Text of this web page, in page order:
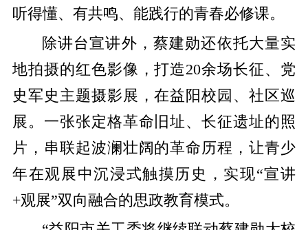
听得懂、有共鸣、能践行的青春必修课。
除讲台宣讲外，蔡建勋还依托大量实
地拍摄的红色影像，打造20余场长征、党
史军史主题摄影展，在益阳校园、社区巡
展。一张张定格革命旧址、长征遗址的照
片，串联起波澜壮阔的革命历程，让青少
年在观展中沉浸式触摸历史，实现“宣讲
+观展”双向融合的思政教育模式。